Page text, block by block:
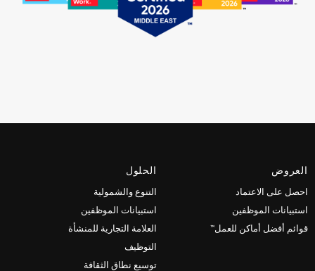
العروض
احصل على الاعتماد
استبيانات الموظفين
قوائم أفضل أماكن للعمل™
الحلول
التنوع والشمولية
استبيانات الموظفين
العلامة التجارية للمنشأة
التوظيف
توسيع نطاق الثقافة